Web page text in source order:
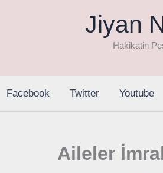
Jiyan
Hakikatin
Facebook Twitter Youtube
Aileler